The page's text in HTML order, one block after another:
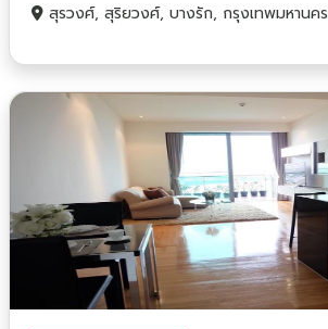
สุรวงศ์, สุริยวงศ์, บางรัก, กรุงเทพมหานคร